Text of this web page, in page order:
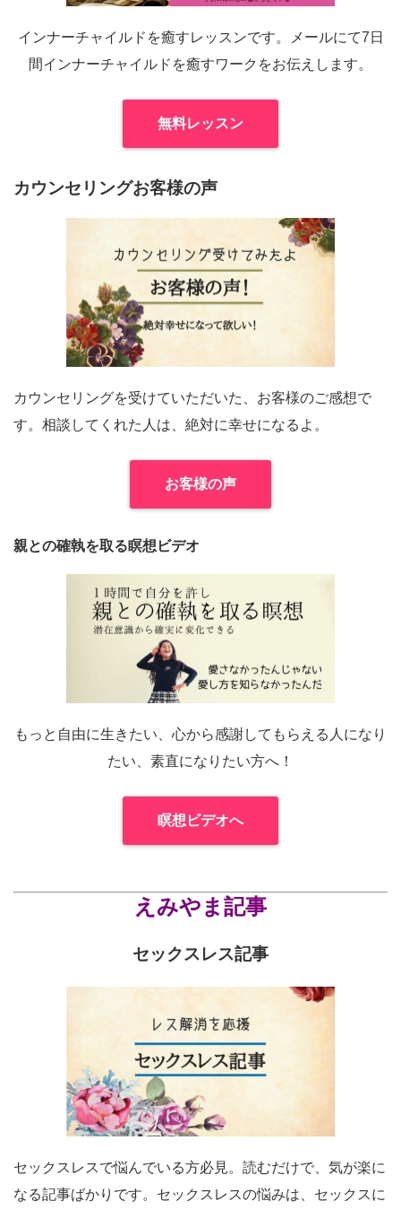
インナーチャイルドを癒すレッスンです。メールにて7日
間インナーチャイルドを癒すワークをお伝えします。
無料レッスン
カウンセリングお客様の声
カウンセリングを受けていただいた、お客様のご感想で
す。相談してくれた人は、絶対に幸せになるよ。
お客様の声
親との確執を取る瞑想ビデオ
もっと自由に生きたい、心から感謝してもらえる人になり
たい、素直になりたい方へ！
瞑想ビデオへ
えみやま記事
セックスレス記事
セックスレスで悩んでいる方必見。読むだけで、気が楽に
なる記事ばかりです。セックスレスの悩みは、セックスに